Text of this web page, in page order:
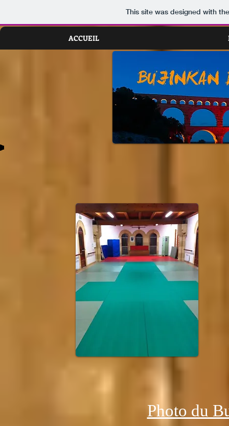
This site was designed with
ACCUEIL
Photo du